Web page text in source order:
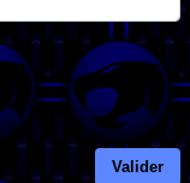
Valider